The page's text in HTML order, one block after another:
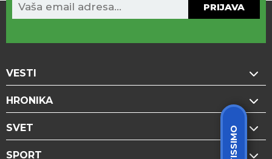
PRIJAVA
VESTI
HRONIKA
SVET
SPORT